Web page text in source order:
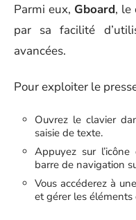
Parmi eux, Gboard, le
par sa facilité
avancées.
Pour exploiter le
Ouvrez le clavier
saisie de texte.
Appuyez sur
barre de navigation
Vous accéderez à
et gérer les éléments